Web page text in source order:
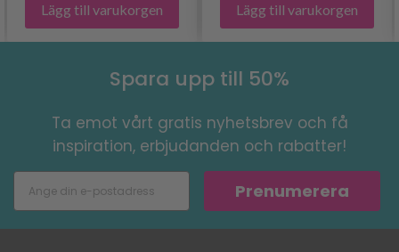
Lägg till varukorgen Lägg till varukorgen
Spara upp till 50%
Ta emot vårt gratis nyhetsbrev och få
inspiration, erbjudanden och rabatter!
Prenumerera